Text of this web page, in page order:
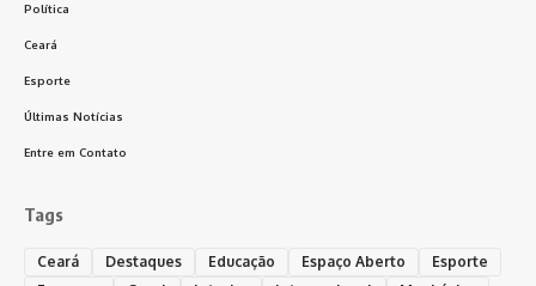
Política
Ceará
Esporte
Últimas Notícias
Entre em Contato
Tags
Ceará Destaques Educação Espaço Aberto
Esporte